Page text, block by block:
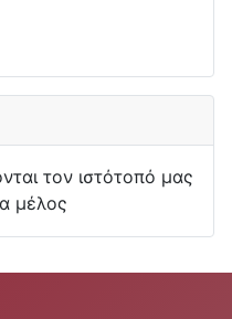
τον ιστότοπό μας
μέλος